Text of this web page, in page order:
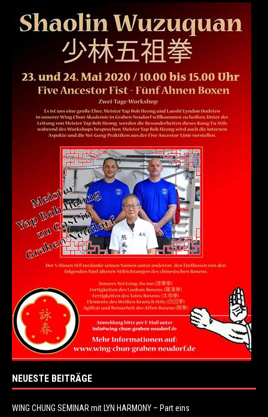
NEUESTE BEITRÄGE
WING CHUNG SEMINAR mit LYN HARMONY – Part eins